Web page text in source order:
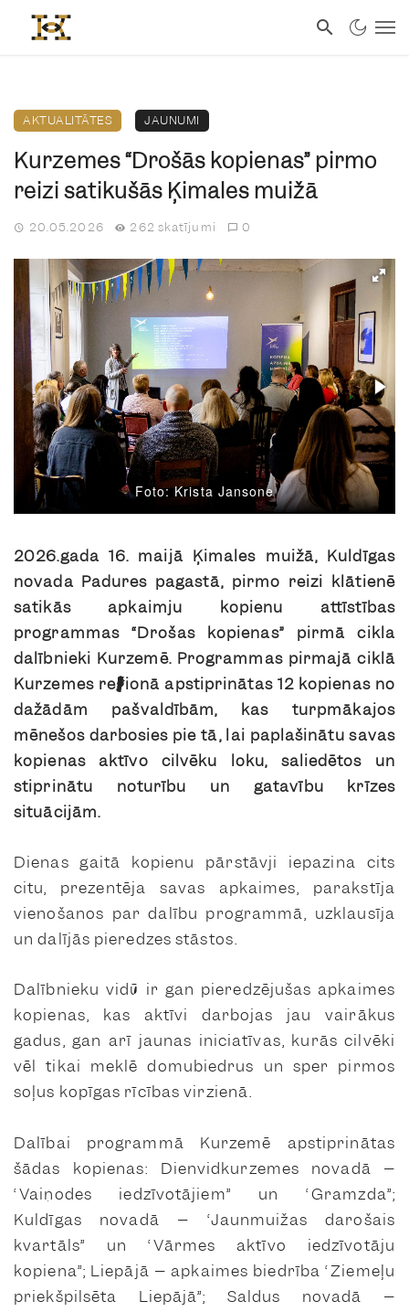
AKTUALITĀTES JAUNUMI
Kurzemes “Drošās kopienas” pirmo
reizi satikušās Ķimales muižā
20.05.2026 262 skatījumi 0
Foto: Krista Jansone
2026.gada 16. maijā Ķimales muižā, Kuldīgas
novada Padures pagastā, pirmo reizi klātienē
satikās apkaimju kopienu attīstības
programmas “Drošas kopienas” pirmā cikla
dalībnieki Kurzemē. Programmas pirmajā ciklā
Kurzemes reģionā apstiprinātas 12 kopienas no
dažādām pašvaldībām, kas turpmākajos
mēnešos darbosies pie tā, lai paplašinātu savas
kopienas aktīvo cilvēku loku, saliedētos un
stiprinātu noturību un gatavību krīzes
situācijām.
Dienas gaitā kopienu pārstāvji iepazina cits
citu, prezentēja savas apkaimes, parakstīja
vienošanos par dalību programmā, uzklausīja
un dalījās pieredzes stāstos.
Dalībnieku vidū ir gan pieredzējušas apkaimes
kopienas, kas aktīvi darbojas jau vairākus
gadus, gan arī jaunas iniciatīvas, kurās cilvēki
vēl tikai meklē domubiedrus un sper pirmos
soļus kopīgas rīcības virzienā.
Dalībai programmā Kurzemē apstiprinātas
šādas kopienas: Dienvidkurzemes novadā –
“Vaiņodes iedzīvotājiem” un “Gramzda”;
Kuldīgas novadā – “Jaunmuižas darošais
kvartāls” un “Vārmes aktīvo iedzīvotāju
kopiena”; Liepājā – apkaimes biedrība “Ziemeļu
priekšpilsēta Liepājā”; Saldus novadā –